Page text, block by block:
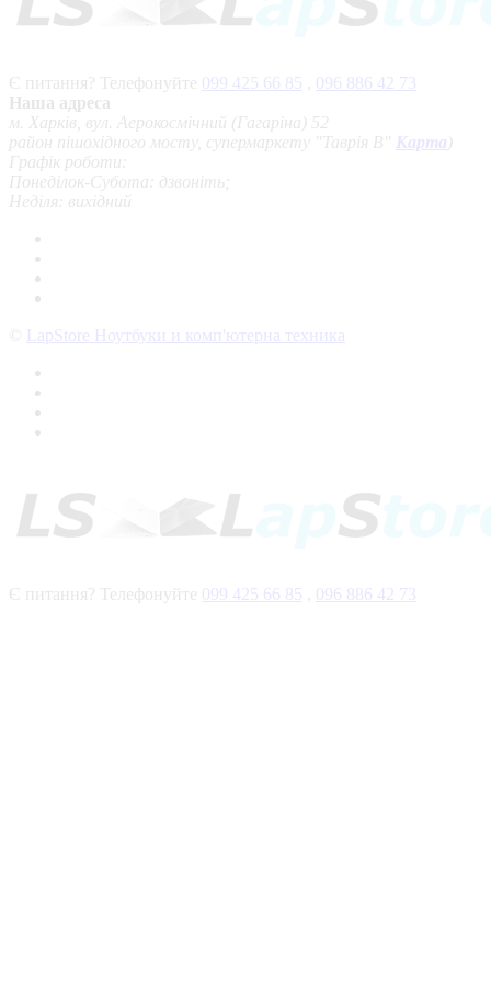
Є питання? Телефонуйте 099 425 66 85
096 886 42 73
Наша адреса
м. Харків, вул. Аерокосмічний (Гагаріна) 52
район пішохідного мосту, супермаркету "Таврія В"
Карта )
Графік роботи:
Понеділок-Субота: дзвоніть;
Неділя: вихідний
© LapStore Ноутбуки и комп'ютерна техника
Є питання? Телефонуйте 099 425 66 85 096 886 42 73